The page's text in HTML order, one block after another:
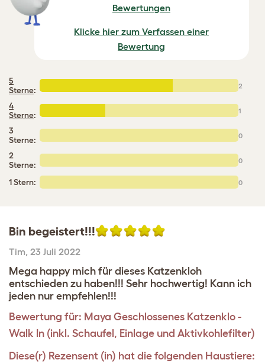
Bewertungen
Klicke hier zum Verfassen einer
Bewertung
5
Sterne: 2
4
Sterne: 1
3
Sterne:
0
2
Sterne:
0
1 Stern: 0
Bin begeistert!!!
Tim, 23 Juli 2022
Mega happy mich für dieses Katzenkloh
entschieden zu haben!!! Sehr hochwertig! Kann ich
jeden nur empfehlen!!!
Bewertung für: Maya Geschlossenes Katzenklo -
Walk In (inkl. Schaufel, Einlage und Aktivkohlefilter)
Diese(r) Rezensent (in) hat die folgenden Haustiere: